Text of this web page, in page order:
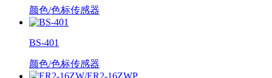
颜色/色标传感器
BS-401
颜色/色标传感器